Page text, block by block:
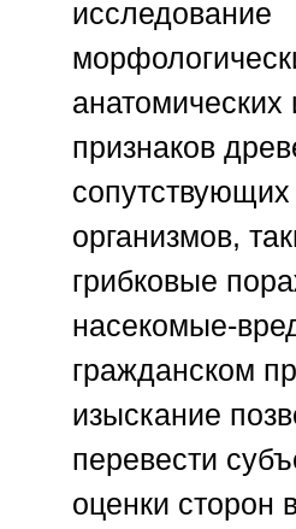
исследование
анатомических
признаков
сопутствующих
организмов,
грибковые
насекомые-
гражданском
изыскание
перевести
оценки сторон